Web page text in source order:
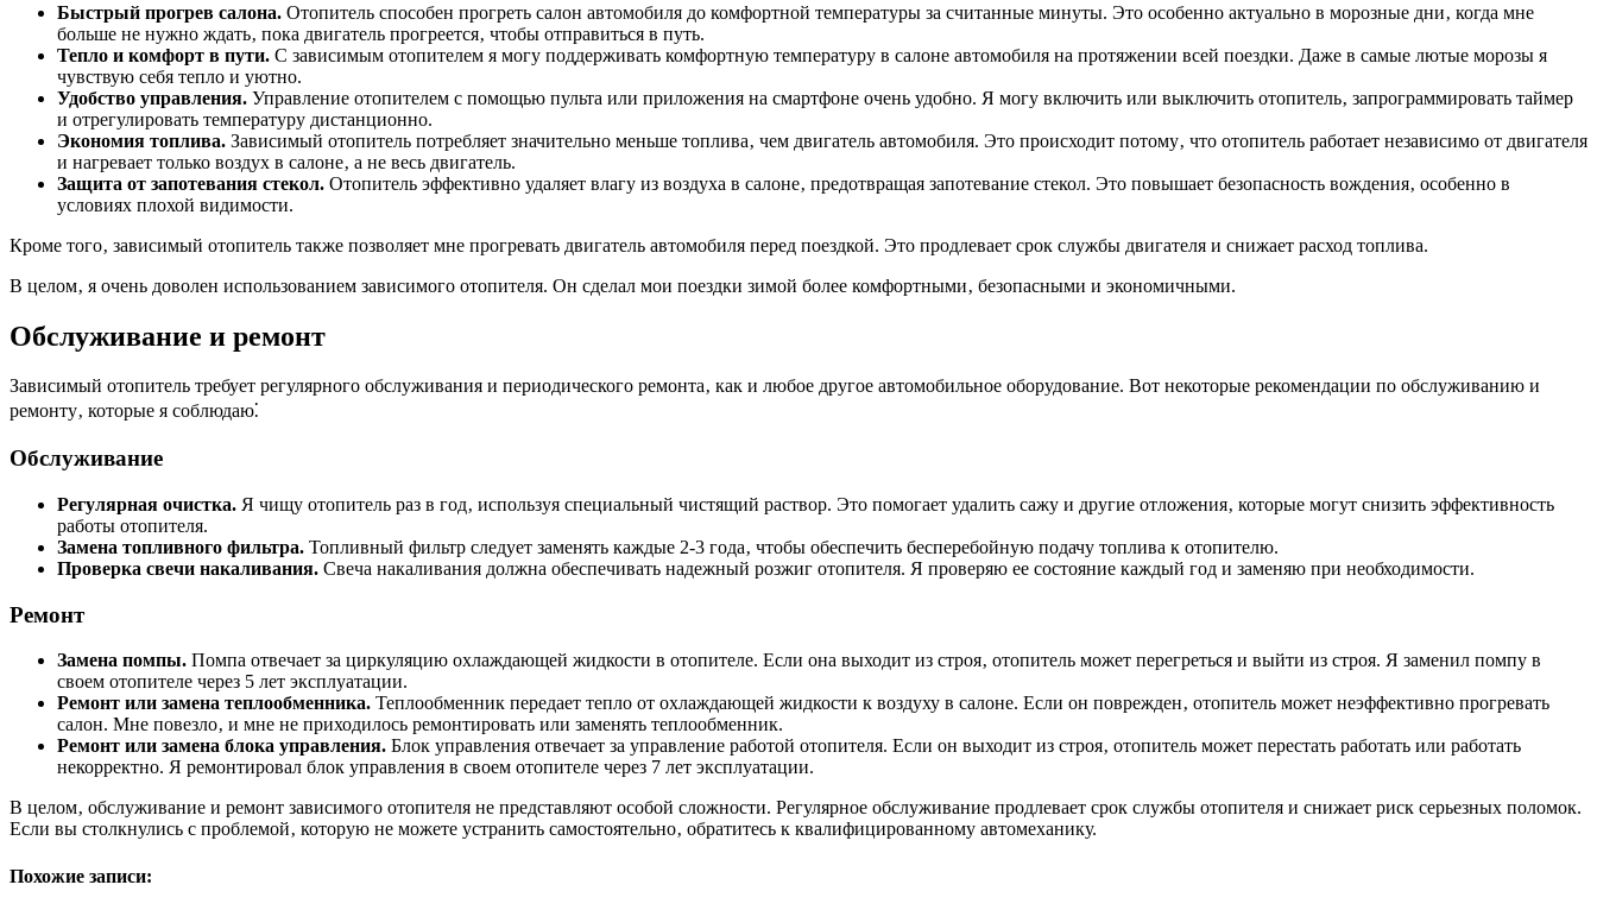
Быстрый прогрев салона. Отопитель способен прогреть салон автомобиля до комфортной температуры за считанные минуты. Это особенно актуально в морозные дни‚ когда мне
больше не нужно ждать‚ пока двигатель прогреется‚ чтобы отправиться в путь.
Тепло и комфорт в пути. С зависимым отопителем я могу поддерживать комфортную температуру в салоне автомобиля на протяжении всей поездки. Даже в самые лютые морозы я
чувствую себя тепло и уютно.
Удобство управления. Управление отопителем с помощью пульта или приложения на смартфоне очень удобно. Я могу включить или выключить отопитель‚ запрограммировать таймер
и отрегулировать температуру дистанционно.
Экономия топлива. Зависимый отопитель потребляет значительно меньше топлива‚ чем двигатель автомобиля. Это происходит потому‚ что отопитель работает независимо от двигателя
и нагревает только воздух в салоне‚ а не весь двигатель.
Защита от запотевания стекол. Отопитель эффективно удаляет влагу из воздуха в салоне‚ предотвращая запотевание стекол. Это повышает безопасность вождения‚ особенно в
условиях плохой видимости.
Кроме того‚ зависимый отопитель также позволяет мне прогревать двигатель автомобиля перед поездкой. Это продлевает срок службы двигателя и снижает расход топлива.
В целом‚ я очень доволен использованием зависимого отопителя. Он сделал мои поездки зимой более комфортными‚ безопасными и экономичными.
Обслуживание и ремонт
Зависимый отопитель требует регулярного обслуживания и периодического ремонта‚ как и любое другое автомобильное оборудование. Вот некоторые рекомендации по обслуживанию и
ремонту‚ которые я соблюдаю⁚
Обслуживание
Регулярная очистка. Я чищу отопитель раз в год‚ используя специальный чистящий раствор. Это помогает удалить сажу и другие отложения‚ которые могут снизить эффективность
работы отопителя.
Замена топливного фильтра. Топливный фильтр следует заменять каждые 2-3 года‚ чтобы обеспечить бесперебойную подачу топлива к отопителю.
Проверка свечи накаливания. Свеча накаливания должна обеспечивать надежный розжиг отопителя. Я проверяю ее состояние каждый год и заменяю при необходимости.
Ремонт
Замена помпы. Помпа отвечает за циркуляцию охлаждающей жидкости в отопителе. Если она выходит из строя‚ отопитель может перегреться и выйти из строя. Я заменил помпу в
своем отопителе через 5 лет эксплуатации.
Ремонт или замена теплообменника. Теплообменник передает тепло от охлаждающей жидкости к воздуху в салоне. Если он поврежден‚ отопитель может неэффективно прогревать
салон. Мне повезло‚ и мне не приходилось ремонтировать или заменять теплообменник.
Ремонт или замена блока управления. Блок управления отвечает за управление работой отопителя. Если он выходит из строя‚ отопитель может перестать работать или работать
некорректно. Я ремонтировал блок управления в своем отопителе через 7 лет эксплуатации.
В целом‚ обслуживание и ремонт зависимого отопителя не представляют особой сложности. Регулярное обслуживание продлевает срок службы отопителя и снижает риск серьезных поломок.
Если вы столкнулись с проблемой‚ которую не можете устранить самостоятельно‚ обратитесь к квалифицированному автомеханику.
Похожие записи: